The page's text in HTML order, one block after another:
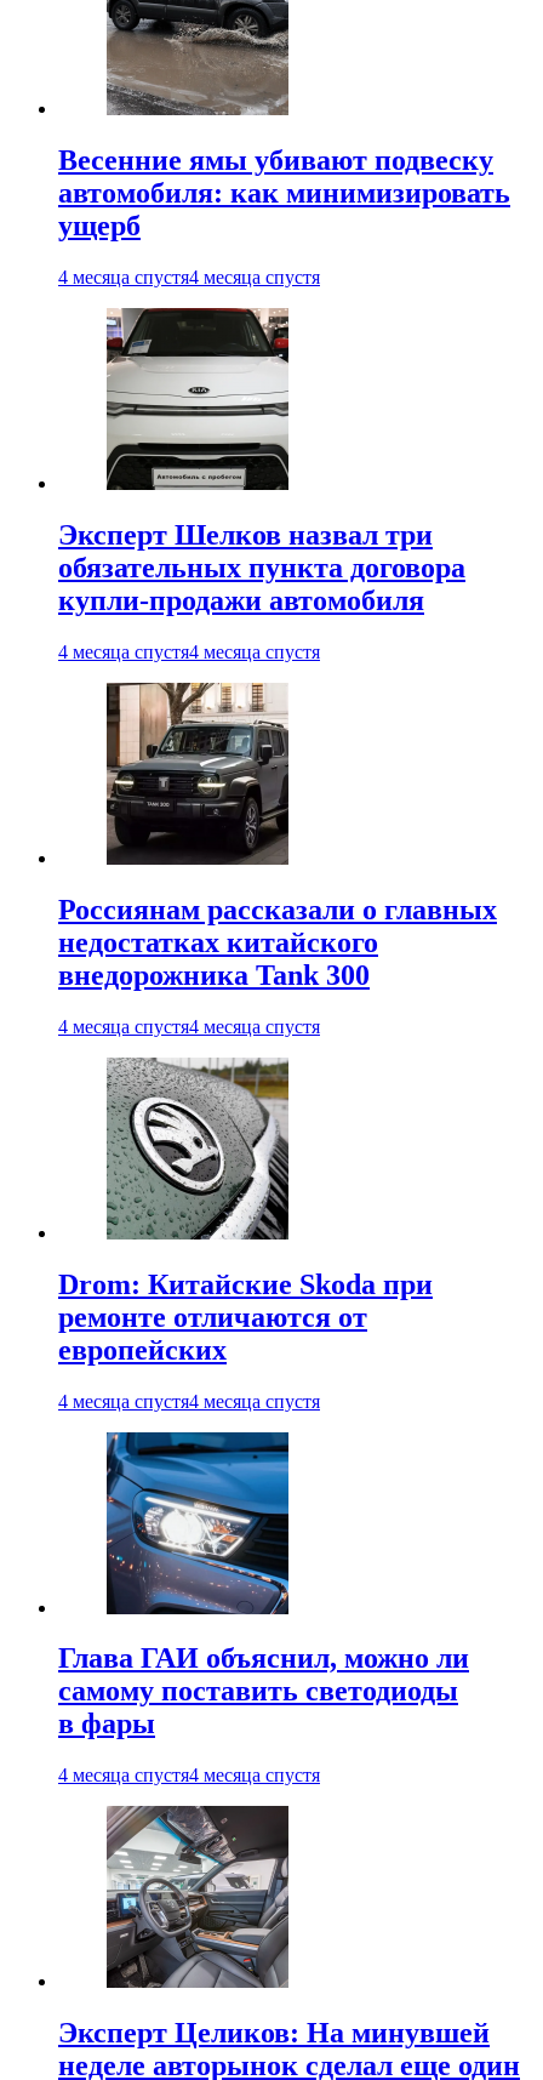
Весенние ямы убивают подвеску
автомобиля: как минимизировать
ущерб
4 месяца спустя4 месяца спустя
Эксперт Шелков назвал три
обязательных пункта договора
купли-продажи автомобиля
4 месяца спустя4 месяца спустя
Россиянам рассказали о главных
недостатках китайского
внедорожника Tank 300
4 месяца спустя4 месяца спустя
Drom: Китайские Skoda при
ремонте отличаются от
европейских
4 месяца спустя4 месяца спустя
Глава ГАИ объяснил, можно ли
самому поставить светодиоды
в фары
4 месяца спустя4 месяца спустя
Эксперт Целиков: На минувшей
неделе авторынок сделал еще один